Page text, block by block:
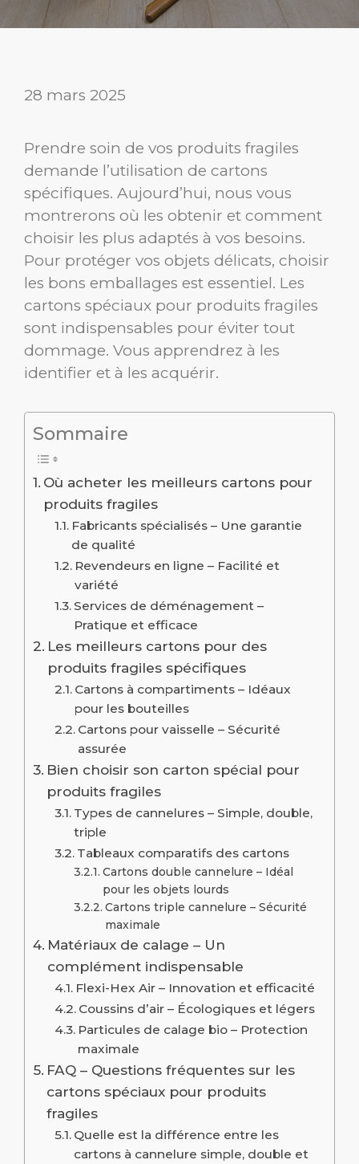
28 mars 2025
Prendre soin de vos produits fragiles
demande l’utilisation de cartons
spécifiques. Aujourd’hui, nous vous
montrerons où les obtenir et comment
choisir les plus adaptés à vos besoins.
Pour protéger vos objets délicats, choisir
les bons emballages est essentiel. Les
cartons spéciaux pour produits fragiles
sont indispensables pour éviter tout
dommage. Vous apprendrez à les
identifier et à les acquérir.
Sommaire
Où acheter les meilleurs cartons pour
produits fragiles
Fabricants spécialisés – Une garantie
de qualité
Revendeurs en ligne – Facilité et
variété
Services de déménagement –
Pratique et efficace
Les meilleurs cartons pour des
produits fragiles spécifiques
Cartons à compartiments – Idéaux
pour les bouteilles
Cartons pour vaisselle – Sécurité
assurée
Bien choisir son carton spécial pour
produits fragiles
Types de cannelures – Simple, double,
triple
Tableaux comparatifs des cartons
Cartons double cannelure – Idéal
pour les objets lourds
Cartons triple cannelure – Sécurité
maximale
Matériaux de calage – Un
complément indispensable
Flexi-Hex Air – Innovation et efficacité
Coussins d’air – Écologiques et légers
Particules de calage bio – Protection
maximale
FAQ – Questions fréquentes sur les
cartons spéciaux pour produits
fragiles
Quelle est la différence entre les
cartons à cannelure simple, double et